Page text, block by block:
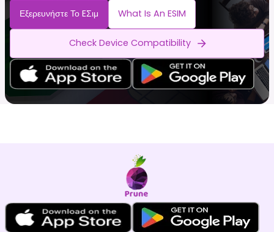
Εξερευνήστε Το EΣιμ What Is An ESIM
Check Device Compatibility